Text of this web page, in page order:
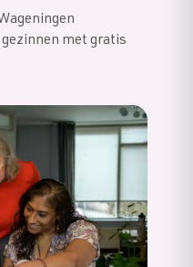
met gratis